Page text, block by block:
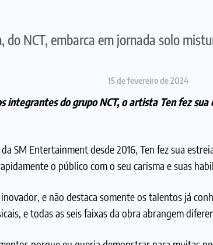
do NCT, embarca em jornada solo
15 de fevereiro de 2024
integrantes do grupo NCT, o artista Ten fez
SM Entertainmentdesde 2016, Ten fez sua
o público com o seu carisma e suas
e não destaca somente os talentos já
e todas as seis faixas da obra abrangem